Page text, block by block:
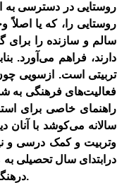
روستایی در دسترسی به
روستایی را، که یا
سالم و سازنده را برای
دارند، فراهم ‌می‌آورد.
تربیتی است. ازسویی
فعالیت‌های فرهنگی به
راهنمای خاصی برای
سالانه ‌می‌کوشد با آنان
و‌تربیت و کمک درسی و
درابتدای سال تحصیلی به
درهنگام بازدید گروهی دانش آموزان به همراه معلمانشان، عدۀ زیادی از آنان عضو کتابخانه ‌می‌شوند.